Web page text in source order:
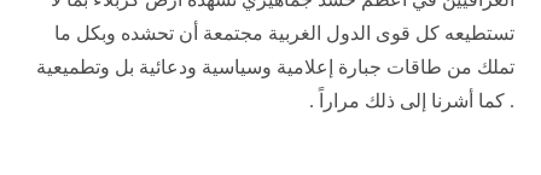
تستطيعه كل قوى الدول الغربية مجتمعة أن تحشده وبكل ما
تملك من طاقات جبارة إعلامية وسياسية ودعائية بل وتطميعية
. كما أشرنا إلى ذلك مراراً .